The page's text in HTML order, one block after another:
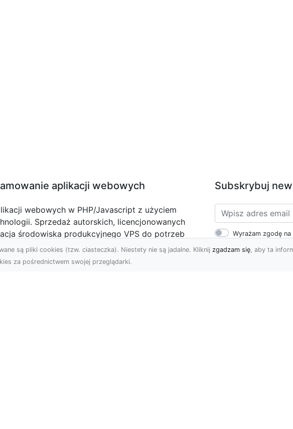
aplikacji webowych
webowych w PHP/Javascript z użyciem
Sprzedaż autorskich, licencjonowanych
środowiska produkcyjnego VPS do potrzeb
Subskrybuj
Wyrażam zgodę
danych
są pliki cookies (tzw. ciasteczka). Niestety nie są jadalne. Kliknij zgadzam się, aby ta
za pośrednictwem swojej przeglądarki.